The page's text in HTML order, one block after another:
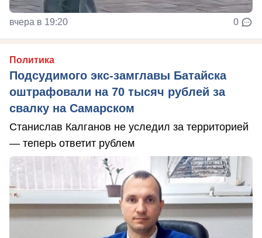
вчера в 19:20 0
Политика
Подсудимого экс-замглавы Батайска
оштрафовали на 70 тысяч рублей за
свалку на Самарском
Станислав Калганов не уследил за территорией
— теперь ответит рублем